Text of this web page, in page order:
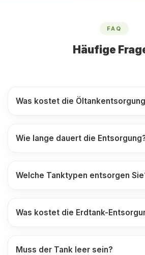
FAQ
Häufige
Was kostet die
Wie lange dauert die
Welche Tanktypen entsorgen
Was kostet die Erdtank-
Muss der Tank leer sein?